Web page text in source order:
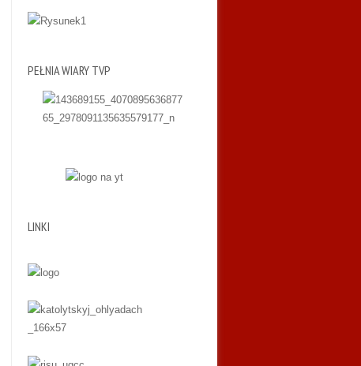
PEŁNIA WIARY TVP
LINKI